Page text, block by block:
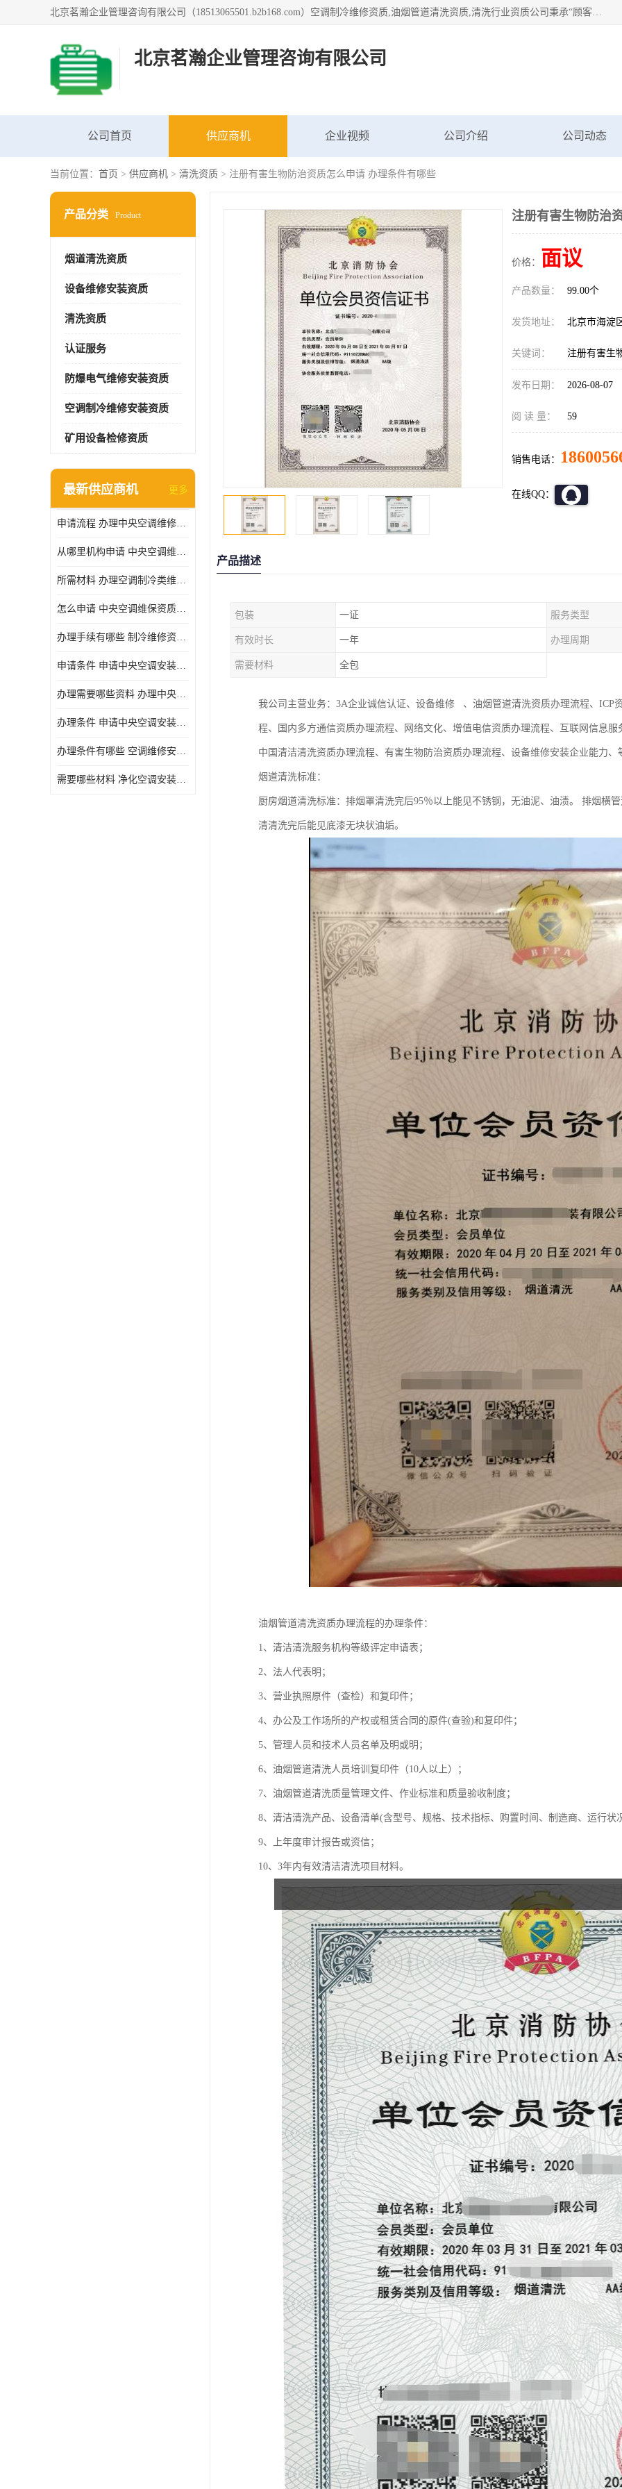
北京茗瀚企业管理咨询有限公司（18513065501.b2b168.com）空调制冷维修资质,油烟管道清洗资质,清洗行业资质公司秉承“顾客至上，锐意进缺的经营理念，我们提供高质量的产品，坚持“客户”的原则为广大客户提供贴心服务。如果你对公司的产品感兴趣，可以联系高经理，我们会用好的产品和服务让您满意。
北京茗瀚企业管理咨询有限公司
公司首页 供应商机 企业视频 公司介绍 公司动态
当前位置： 首页 > 供应商机 > 清洗资质 > 注册有害生物防治资质怎么申请 办理条件有哪些
产品分类 Product
烟道清洗资质
设备维修安装资质
清洗资质
认证服务
防爆电气维修安装资质
空调制冷维修安装资质
矿用设备检修资质
最新供应商机 更多
申请流程 办理中央空调维修安装资质所需材料
从哪里机构申请 中央空调维修安装资质申请材料
所需材料 办理空调制冷类维修资质有什么要求
怎么申请 中央空调维保资质需要哪些手续
办理手续有哪些 制冷维修资质需要什么条件
申请条件 申请中央空调安装维修资质需要哪些手续
办理需要哪些资料 办理中央空调维修安装资质手续有哪些
办理条件 申请中央空调安装维修资质需要什么条件
办理条件有哪些 空调维修安装资质需要哪些条件
需要哪些材料 净化空调安装维修资质怎么办理流程
注册有害生物防治
价格： 面议
产品数量： 99.00个
发货地址： 北京市海
关键词： 注册有害生
发布日期： 2026-08-07
阅 读 量： 59
销售电话：
在线QQ：
产品描述
包装 一证 服务类型
有效时长 一年 办理周期
需要材料 全包
我公司主营业务：3A企业诚信认证、设备维修 、油烟管道清洗资质办理流程、ICP
程、国内多方通信资质办理流程、网络文化、增值电信资质办理流程、互联网信息
中国清洁清洗资质办理流程、有害生物防治资质办理流程、设备维修安装企业能力、
烟道清洗标准：
厨房烟道清洗标准：排烟罩清洗完后95％以上能见不锈钢，无油泥、油渍。 排烟横
清清洗完后能见底漆无块状油垢。
油烟管道清洗资质办理流程的办理条件：
1、清洁清洗服务机构等级评定申请表；
2、法人代表明；
3、营业执照原件（查检）和复印件；
4、办公及工作场所的产权或租赁合同的原件(查验)和复印件；
5、管理人员和技术人员名单及明或明；
6、油烟管道清洗人员培训复印件（10人以上）；
7、油烟管道清洗质量管理文件、作业标准和质量验收制度；
8、清洁清洗产品、设备清单(含型号、规格、技术指标、购置时间、制造商、运行状
9、上年度审计报告或资信；
10、3年内有效清洁清洗项目材料。